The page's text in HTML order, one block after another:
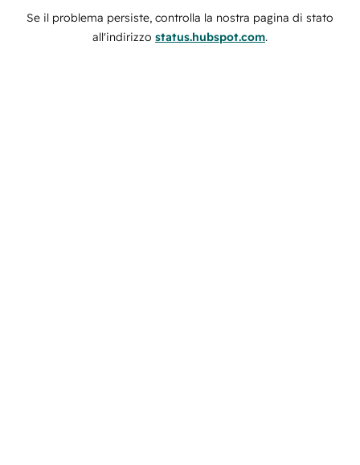
Se il problema persiste, controlla la nostra pagina di stato
all'indirizzo status.hubspot.com.